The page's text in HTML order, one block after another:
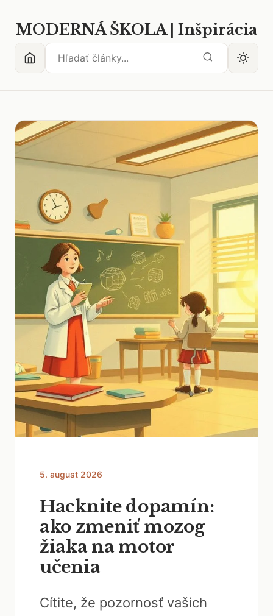
MODERNÁ ŠKOLA | Inšpirácia
5. august 2026
Hacknite dopamín:
ako zmeniť mozog
žiaka na motor
učenia
Cítite, že pozornosť vašich